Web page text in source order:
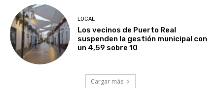
LOCAL
Los vecinos de Puerto Real
suspenden la gestión municipal con
un 4,59 sobre 10
Cargar más